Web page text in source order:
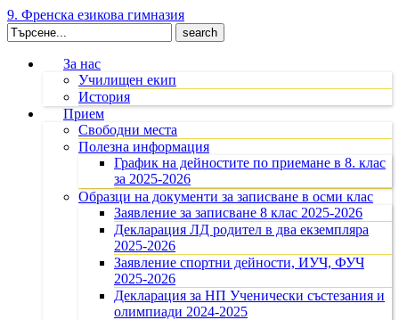
9. Френска езикова гимназия
Search
for:
За нас
Училищен екип
История
Прием
Свободни места
Полезна информация
График на дейностите по приемане в 8. клас
за 2025-2026
Образци на документи за записване в осми клас
Заявление за записване 8 клас 2025-2026
Декларация ЛД родител в два екземпляра
2025-2026
Заявление спортни дейности, ИУЧ, ФУЧ
2025-2026
Декларация за НП Ученически състезания и
олимпиади 2024-2025